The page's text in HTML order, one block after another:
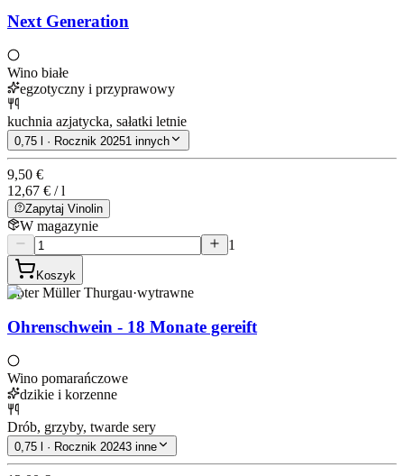
Next Generation
Wino białe
egzotyczny i przyprawowy
kuchnia azjatycka, sałatki letnie
0,75 l · Rocznik 20251 innych
9,50 €
12,67 € / l
Zapytaj Vinolin
W magazynie
1
Koszyk
Roter Müller Thurgau·wytrawne
Ohrenschwein - 18 Monate gereift
Wino pomarańczowe
dzikie i korzenne
Drób, grzyby, twarde sery
0,75 l · Rocznik 20243 inne